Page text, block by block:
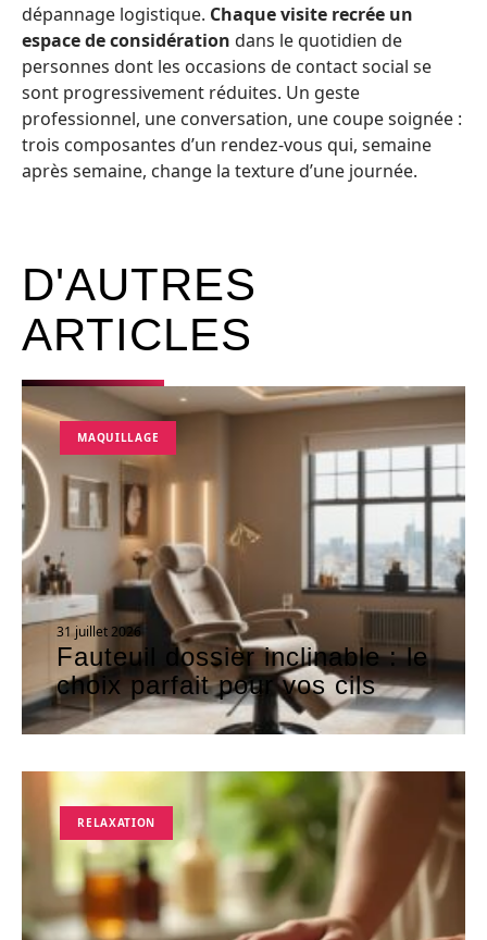
dépannage logistique. Chaque visite recrée un
espace de considération dans le quotidien de
personnes dont les occasions de contact social se
sont progressivement réduites. Un geste
professionnel, une conversation, une coupe soignée :
trois composantes d’un rendez-vous qui, semaine
après semaine, change la texture d’une journée.
D'AUTRES
ARTICLES
MAQUILLAGE
31 juillet 2026
Fauteuil dossier inclinable : le
choix parfait pour vos cils
RELAXATION